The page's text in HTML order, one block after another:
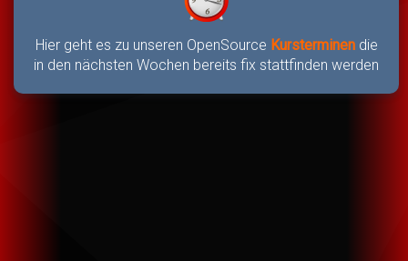
Hier geht es zu unseren OpenSource Kursterminen die
in den nächsten Wochen bereits fix stattfinden werden